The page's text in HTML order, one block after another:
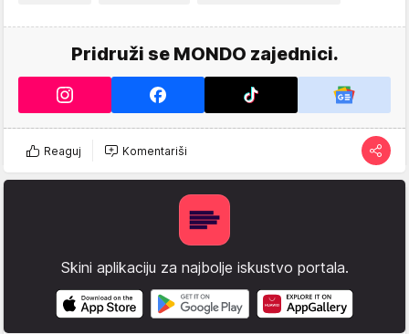
Pridruži se MONDO zajednici.
Reaguj Komentariši
Skini aplikaciju za najbolje iskustvo portala.